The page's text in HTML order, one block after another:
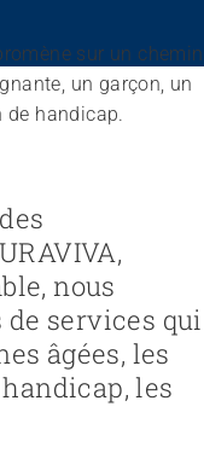
nous
services qui
âgées, les
les